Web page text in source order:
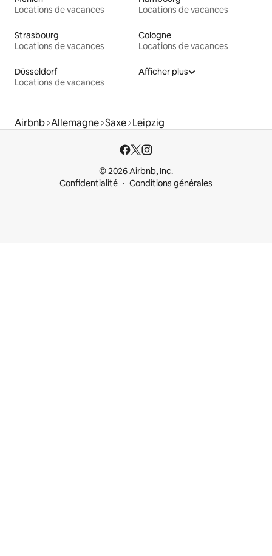
Locations de vacances
Locations de vacances
Strasbourg
Locations de vacances
Cologne
Locations de vacances
Düsseldorf
Locations de vacances
Afficher plus
Airbnb Allemagne Saxe Leipzig
© 2026 Airbnb, Inc.
Confidentialité
Conditions générales